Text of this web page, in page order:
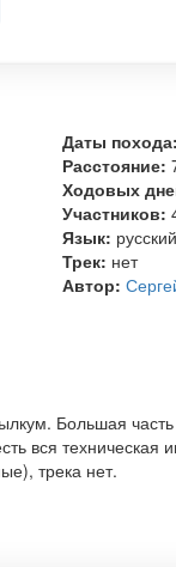
Даты похода:
Расстояние:
Ходовых
Участников:
Язык: русский
Трек: нет
Автор:
Большая
вся
трека нет.